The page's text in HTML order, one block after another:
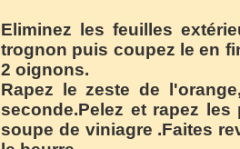
Eliminez les feuilles
trognon puis coupez le en
2 oignons.
Rapez le zeste de
seconde.Pelez et rapez
soupe de viniagre .Faites